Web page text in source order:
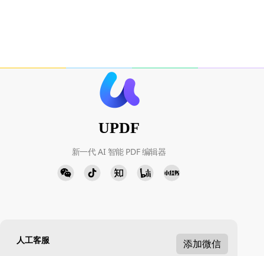
UPDF
新一代 AI 智能 PDF 编辑器
人工客服 添加微信